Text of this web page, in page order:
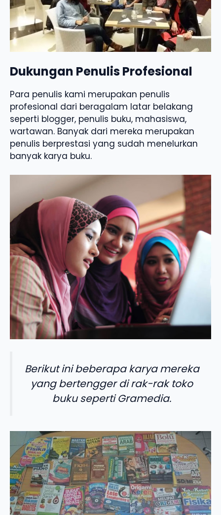
Dukungan Penulis Profesional
Para penulis kami merupakan penulis
profesional dari beragalam latar belakang
seperti blogger, penulis buku, mahasiswa,
wartawan. Banyak dari mereka merupakan
penulis berprestasi yang sudah menelurkan
banyak karya buku.
Berikut ini beberapa karya mereka
yang bertengger di rak-rak toko
buku seperti Gramedia.